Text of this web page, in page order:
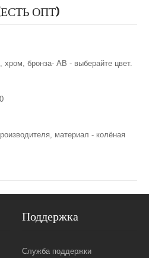
ОПТ)
бронза- AB - выберайте цвет.
материал - колёная
Поддержка
Служба поддержки